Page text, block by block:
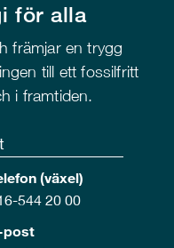
för alla
främjar en trygg
till ett fossilfritt
i framtiden.
(växel)
544 20 00
post